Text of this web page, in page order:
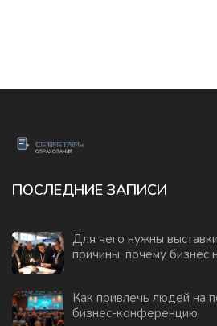
ПОСЛЕДНИЕ ЗАПИСИ
Для чего нужны
причины, почему бизнес
Как привлечь людей на
бизнес-конференцию